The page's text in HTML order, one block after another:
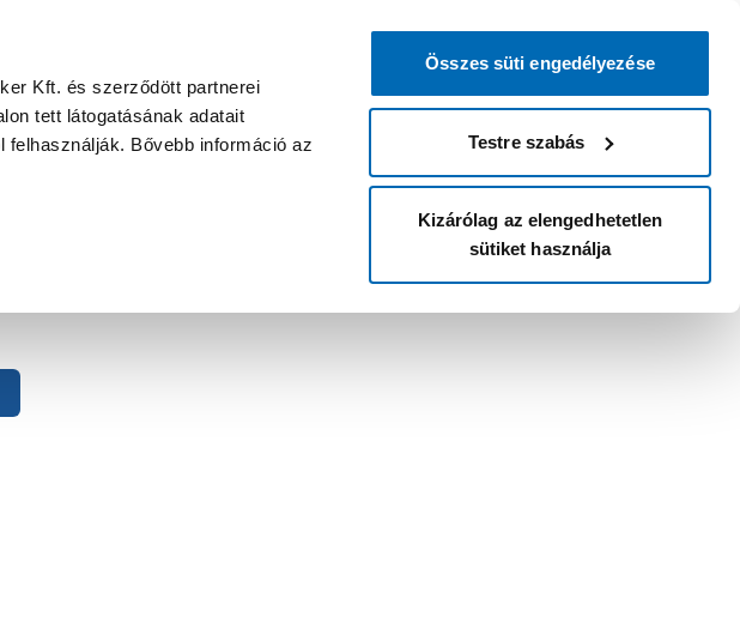
Kft. és szerződött partnerei
tett látogatásának adatait
Bővebb információ az
Összes süti engedélyezése
Testre szabás
Kizárólag az elengedhetetlen
sütiket használja